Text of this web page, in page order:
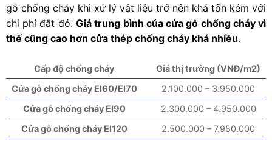
gỗ chống cháy khi xử lý vật liệu trở nên khá tốn kém với
chi phí đắt đỏ. Giá trung bình của cửa gỗ chống cháy vì
thế cũng cao hơn cửa thép chống cháy khá nhiều.
Cấp độ chống cháy
Giá thị trường (VNĐ/m2)
Cửa gỗ chống cháy EI60/EI70
2.100.000 – 3.950.000
Cửa gỗ chống cháy EI90
2.300.000 – 4.950.000
Cửa gỗ chống cháy EI120
2.500.000 – 7.950.000